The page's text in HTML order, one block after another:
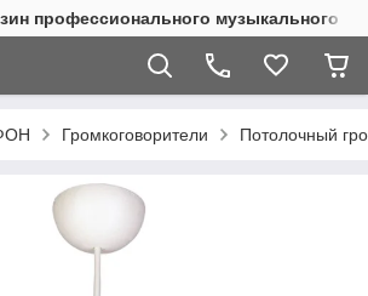
профессионального музыкального
Громкоговорители Потолочный